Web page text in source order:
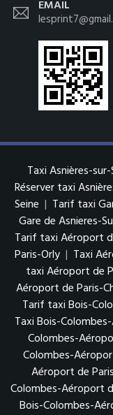
EMAIL
Taxi Asnières-sur-
Réserver taxi
Seine | Tarif taxi
Gare de Asnieres-
Tarif taxi Aéroport
Paris-Orly | Taxi
taxi Aéroport de
Aéroport de Paris-
Tarif taxi Bois-
Taxi Bois-
Colombes-
Colombes-
Aéroport de
Colombes-Aéroport
Bois-Colombes-